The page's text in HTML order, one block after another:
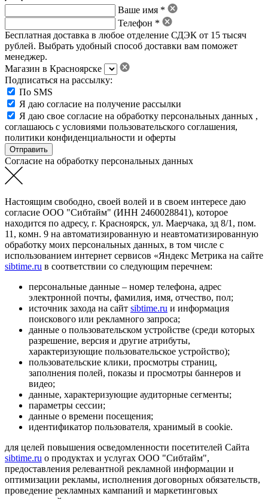
Ваше имя *
Телефон *
Бесплатная доставка в любое отделение СДЭК от 15 тысяч
рублей. Выбрать удобный способ доставки вам поможет
менеджер.
Магазин в Красноярске
Подписаться на рассылку:
По SMS
Я даю согласие на получение рассылки
Я даю свое согласие на обработку персональных данных ,
соглашаюсь с условиями пользовательского соглашения,
политики конфиденциальности и оферты
Согласие на обработку персональных данных
Настоящим свободно, своей волей и в своем интересе даю
согласие ООО "Сибтайм" (ИНН 2460028841), которое
находится по адресу, г. Красноярск, ул. Маерчака, зд 8/1, пом.
11, комн. 9 на автоматизированную и неавтоматизированную
обработку моих персональных данных, в том числе с
использованием интернет сервисов «Яндекс Метрика на сайте
sibtime.ru в соответствии со следующим перечнем:
персональные данные – номер телефона, адрес
электронной почты, фамилия, имя, отчество, пол;
источник захода на сайт sibtime.ru и информация
поискового или рекламного запроса;
данные о пользовательском устройстве (среди которых
разрешение, версия и другие атрибуты,
характеризующие пользовательское устройство);
пользовательские клики, просмотры страниц,
заполнения полей, показы и просмотры баннеров и
видео;
данные, характеризующие аудиторные сегменты;
параметры сессии;
данные о времени посещения;
идентификатор пользователя, хранимый в cookie.
для целей повышения осведомленности посетителей Сайта
sibtime.ru о продуктах и услугах ООО "Сибтайм",
предоставления релевантной рекламной информации и
оптимизации рекламы, исполнения договорных обязательств,
проведение рекламных кампаний и маркетинговых